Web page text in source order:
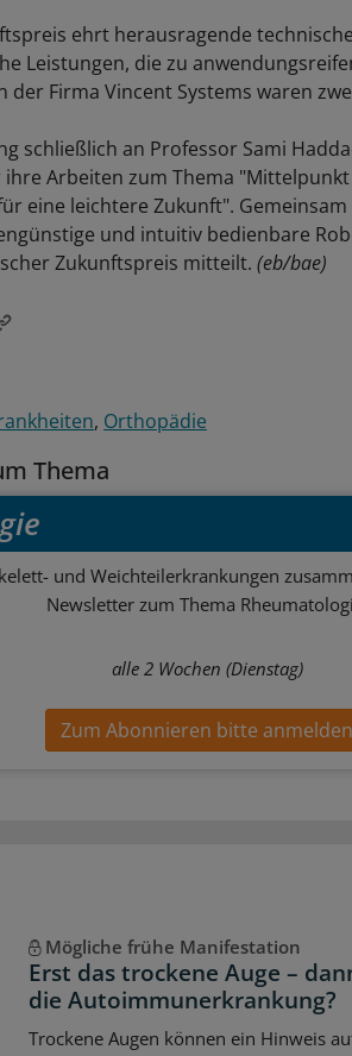
ehrt herausragende
Leistungen, die zu
der Firma Vincent Systems waren
schließlich an Professor Sami
ihre Arbeiten zum Thema
eine leichtere Zukunft".
und intuitiv bedienbare
Zukunftspreis mitteilt. (eb/bae)
Orthopädie
Thema
und Weichteilerkrankungen
Newsletter zum Thema
alle 2 Wochen (Dienstag)
Zum Abonnieren bitte anmelden
Mögliche frühe Manifestation
Erst das trockene Auge –
die Autoimmunerkrankung?
Trockene Augen können ein Hinweis